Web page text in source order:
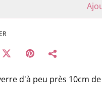
d'à peu près 10cm